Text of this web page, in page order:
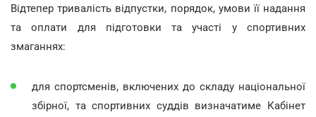
Відтепер тривалість відпустки, порядок, умови її надання
та оплати для підготовки та участі у спортивних
змаганнях:
для спортсменів, включених до складу національної
збірної, та спортивних суддів визначатиме Кабінет